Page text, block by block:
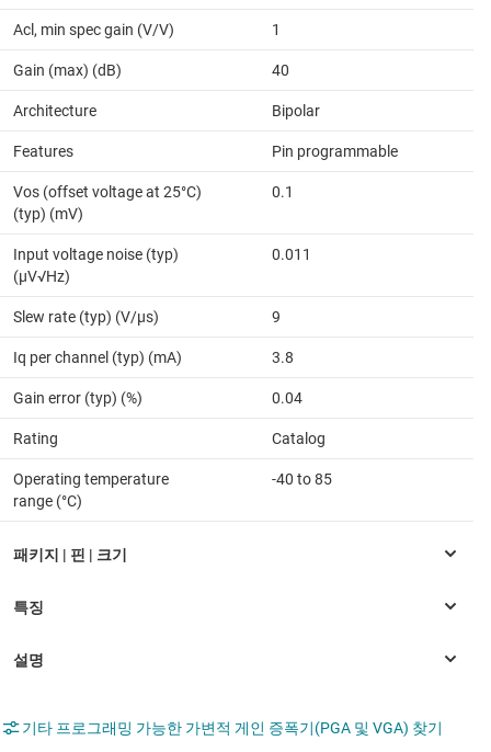
Acl, min spec gain (V/V) 1
Gain (max) (dB) 40
Architecture Bipolar
Features Pin programmable
Vos (offset voltage at 25°C)
(typ) (mV)
0.1
Input voltage noise (typ)
(µV√Hz)
0.011
Slew rate (typ) (V/µs) 9
Iq per channel (typ) (mA) 3.8
Gain error (typ) (%) 0.04
Rating Catalog
Operating temperature
range (°C)
-40 to 85
기타 프로그래밍 가능한 가변적 게인 증폭기(PGA 및 VGA) 찾기